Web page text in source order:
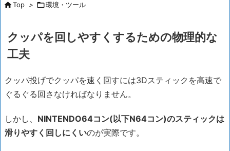
Top > 環境・ツール
クッパを回しやすくするための物理的な
工夫
クッパ投げでクッパを速く回すには3Dスティックを高速で
ぐるぐる回さなければなりません。
しかし、 NINTENDO64コン(以下N64コン)のスティックは
滑りやすく回しにくいのが実際です。